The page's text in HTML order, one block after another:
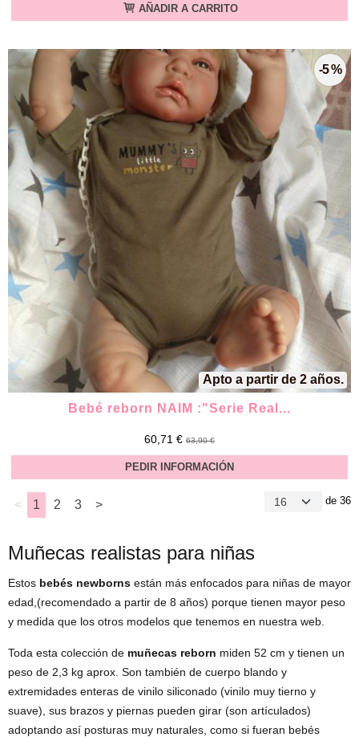
AÑADIR A CARRITO
Apto a partir de 2 años.
-5 %
Bebé reborn NAIM :"Serie Real...
60,71 € 63,90 €
PEDIR INFORMACIÓN
< 1 2 3 > de 36
Muñecas realistas para niñas
Estos bebés newborns están más enfocados para niñas de mayor
edad,(recomendado a partir de 8 años) porque tienen mayor peso
y medida que los otros modelos que tenemos en nuestra web.
Toda esta colección de muñecas reborn miden 52 cm y tienen un
peso de 2,3 kg aprox. Son también de cuerpo blando y
extremidades enteras de vinilo siliconado (vinilo muy tierno y
suave), sus brazos y piernas pueden girar (son artículados)
adoptando así posturas muy naturales, como si fueran bebés